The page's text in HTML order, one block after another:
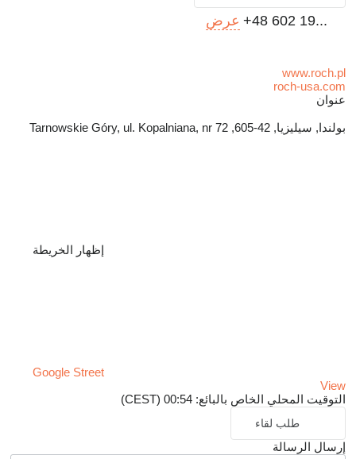
+48 602 19... عرض
www.roch.pl
roch-usa.com
عنوان
بولندا, سيليزيا, 42-605, Tarnowskie Góry, ul. Kopalniana, nr 72
إظهار الخريطة
Google Street
View
التوقيت المحلي الخاص بالبائع: 00:54 (CEST)
طلب لقاء
إرسال الرسالة